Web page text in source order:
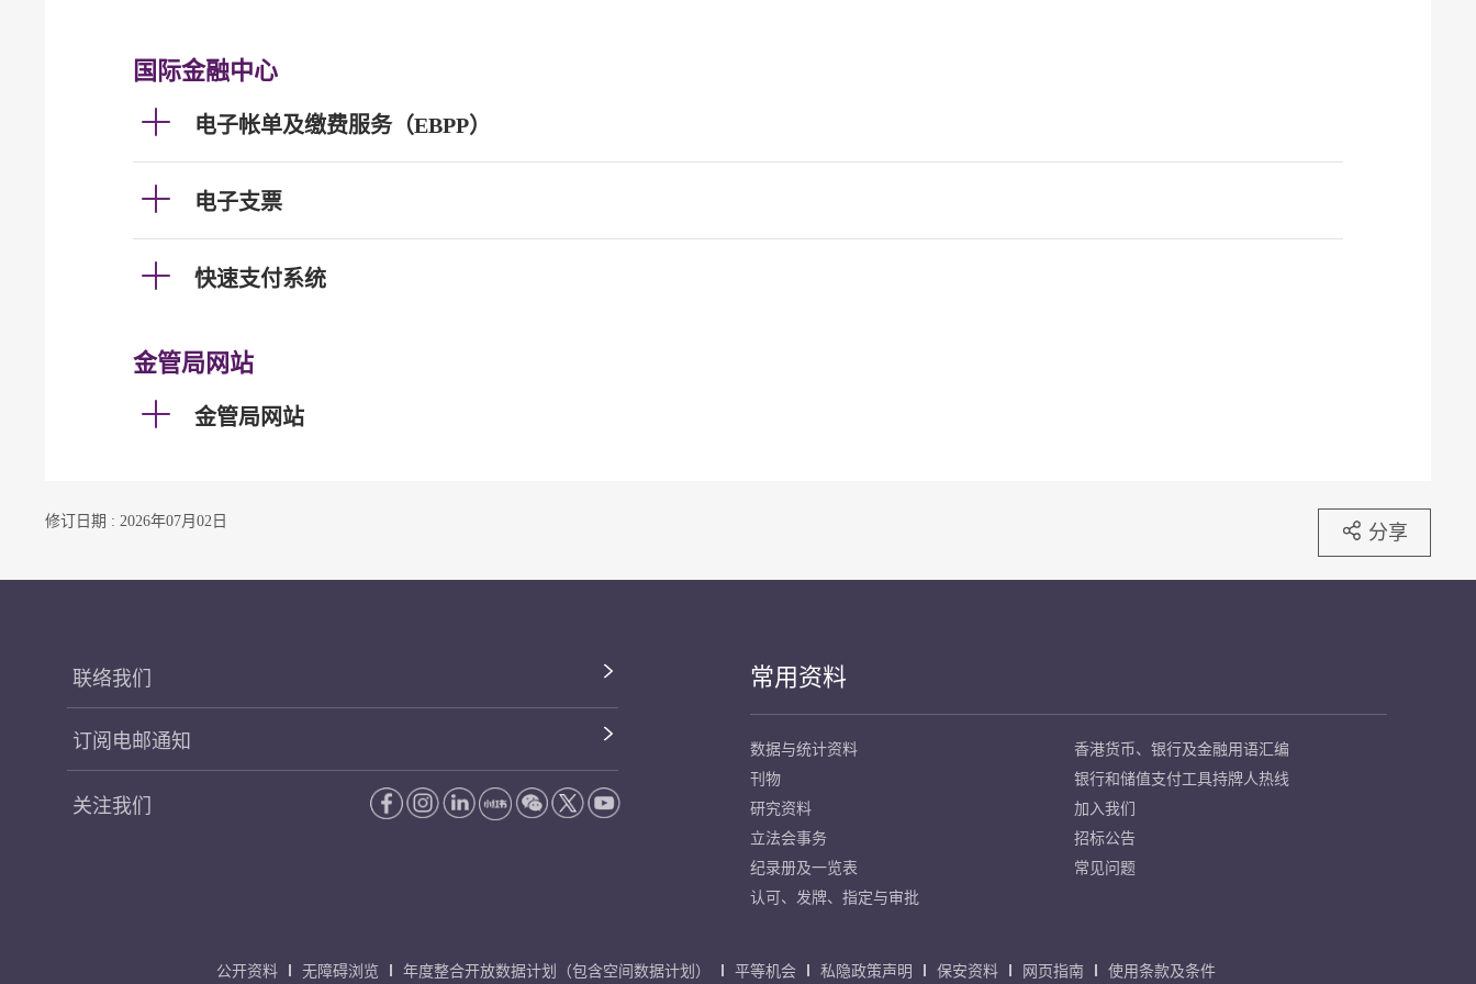
国际金融中心
电子帐单及缴费服务（EBPP）
电子支票
快速支付系统
金管局网站
金管局网站
修订日期 : 2026年07月02日 分享
联络我们
订阅电邮通知
关注我们
常用资料
数据与统计资料
刊物
研究资料
立法会事务
纪录册及一览表
认可、发牌、指定与审批
香港货币、银行及金融用语汇编
银行和储值支付工具持牌人热线
加入我们
招标公告
常见问题
公开资料 无障碍浏览 年度整合开放数据计划（包含空间数据计划） 平等机会 私隐政策声明 保安资料 网页指南 使用条款及条件